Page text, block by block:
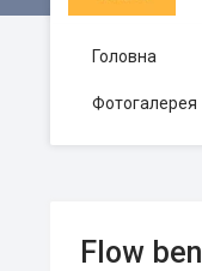
Головна
Фотогалерея
Flow